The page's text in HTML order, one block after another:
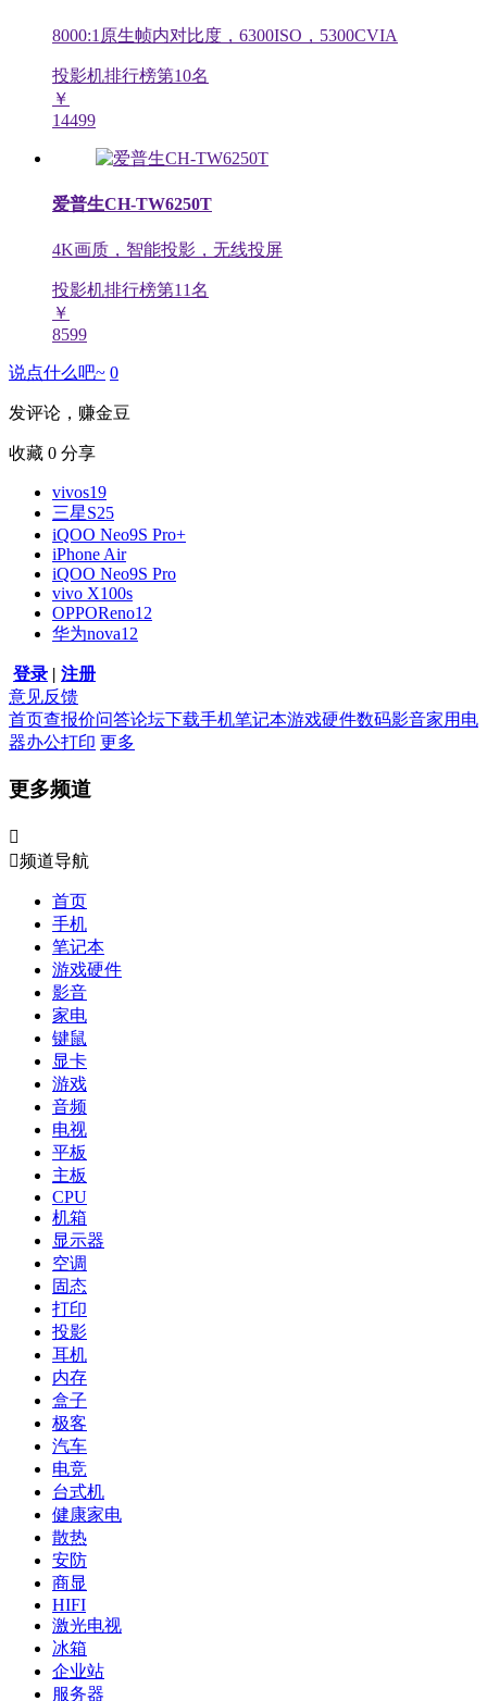
8000:1原生帧内对比度，6300ISO，5300CVIA
投影机排行榜第10名
￥
14499
爱普生CH-TW6250T
4K画质，智能投影，无线投屏
投影机排行榜第11名
￥
8599
说点什么吧~ 0
发评论，赚金豆
收藏 0 分享
vivos19
三星S25
iQOO Neo9S Pro+
iPhone Air
iQOO Neo9S Pro
vivo X100s
OPPOReno12
华为nova12
登录 | 注册
意见反馈
首页查报价问答论坛下载手机笔记本游戏硬件数码影音家用电
器办公打印 更多
更多频道

频道导航
首页
手机
笔记本
游戏硬件
影音
家电
键鼠
显卡
游戏
音频
电视
平板
主板
CPU
机箱
显示器
空调
固态
打印
投影
耳机
内存
盒子
极客
汽车
电竞
台式机
健康家电
散热
安防
商显
HIFI
激光电视
冰箱
企业站
服务器